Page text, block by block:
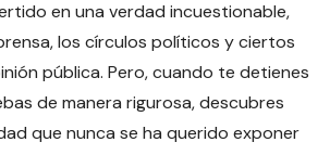
en una verdad incuestionable,
los círculos políticos y ciertos
pública. Pero, cuando te detienes
de manera rigurosa, descubres
que nunca se ha querido exponer